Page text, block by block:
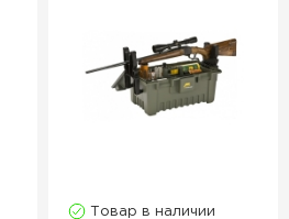
Товар в наличии